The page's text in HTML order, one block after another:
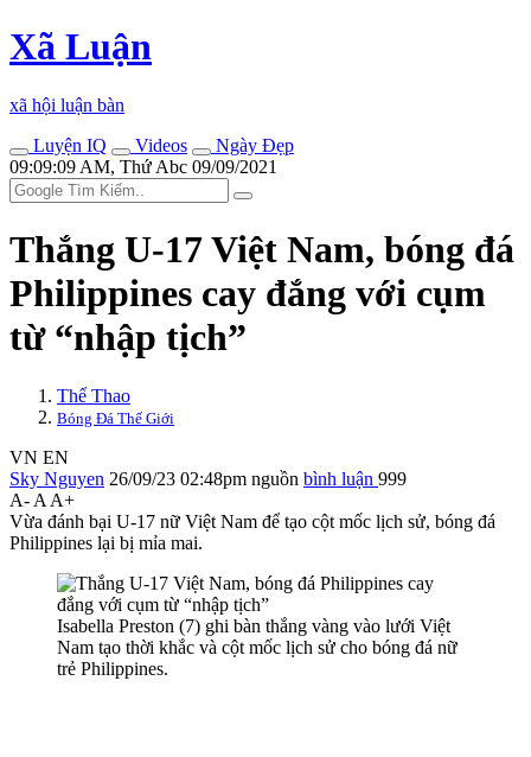
Xã Luận
xã hội luận bàn
Luyện IQ
Videos
Ngày Đẹp
09:09:09 AM, Thứ Abc 09/09/2021
Thắng U-17 Việt Nam, bóng đá
Philippines cay đắng với cụm
từ “nhập tịch”
Thể Thao
Bóng Đá Thế Giới
VN EN
Sky Nguyen 26/09/23 02:48pm nguồn bình luận 999
A- A A+
Vừa đánh bại U-17 nữ Việt Nam để tạo cột mốc lịch sử, bóng đá
Philippines lại bị mỉa mai.
Isabella Preston (7) ghi bàn thắng vàng vào lưới Việt
Nam tạo thời khắc và cột mốc lịch sử cho bóng đá nữ
trẻ Philippines.